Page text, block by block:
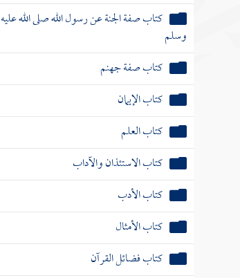
كتاب صفة الجنة عن رسول الله صلى الله عليه
وسلم
كتاب صفة جهنم
كتاب الإيمان
كتاب العلم
كتاب الاستئذان والآداب
كتاب الأدب
كتاب الأمثال
كتاب فضائل القرآن